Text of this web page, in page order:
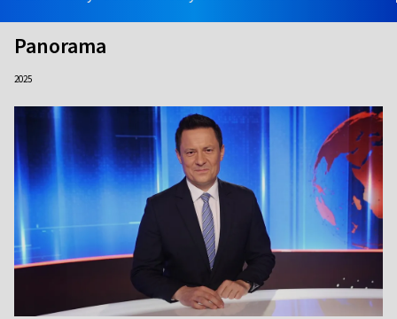
Panorama
2025